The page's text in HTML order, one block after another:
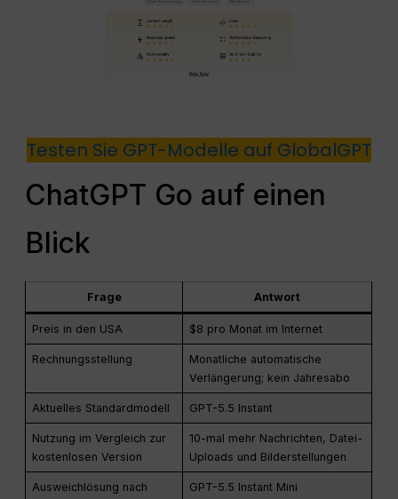
Testen Sie GPT-Modelle auf GlobalGPT
ChatGPT Go auf einen
Blick
Frage Antwort
Preis in den USA $8 pro Monat im Internet
Rechnungsstellung
Monatliche automatische
Verlängerung; kein Jahresabo
Aktuelles Standardmodell GPT-5.5 Instant
Nutzung im Vergleich zur
kostenlosen Version
10-mal mehr Nachrichten, Datei-
Uploads und Bilderstellungen
Ausweichlösung nach
GPT-5.5 Instant Mini